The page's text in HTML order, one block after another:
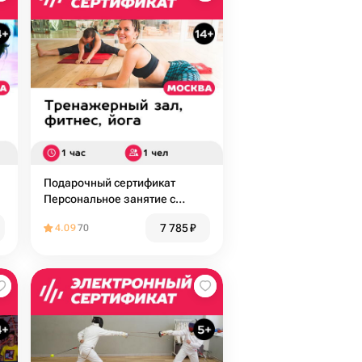
Подарочный сертификат
Персональное занятие с
чел. (Добрынинская)
4.0970 7 785₽